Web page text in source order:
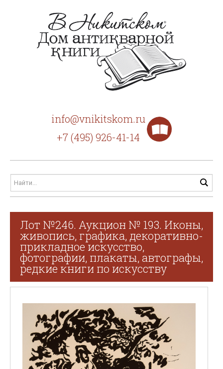
info@vnikitskom.ru
+7 (495) 926-41-14
Лот №246. Аукцион № 193. Иконы,
живопись, графика, декоративно-
прикладное искусство,
фотографии, плакаты, автографы,
редкие книги по искусству